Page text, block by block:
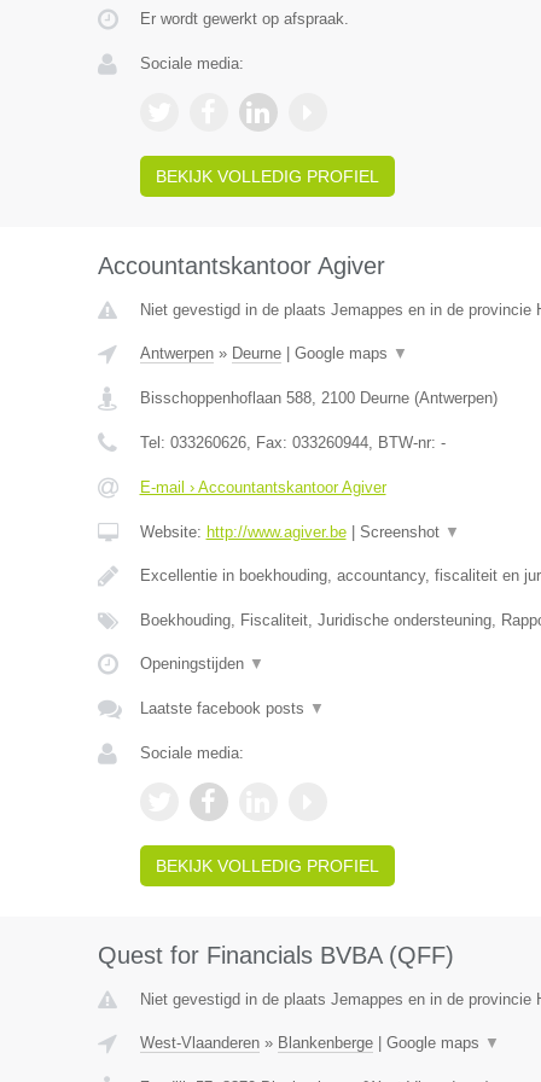
Er wordt gewerkt op afspraak.
Sociale media:
BEKIJK VOLLEDIG PROFIEL
Accountantskantoor Agiver
Niet gevestigd in de plaats Jemappes en in de provincie
Antwerpen» Deurne| Google maps ▼
Bisschoppenhoflaan 588, 2100 Deurne(Antwerpen)
Tel: 033260626, Fax: 033260944, BTW-nr: -
E-mail › Accountantskantoor Agiver
Website: http://www.agiver.be| Screenshot ▼
Excellentie in boekhouding, accountancy, fiscaliteit en
Boekhouding, Fiscaliteit, Juridische ondersteuning,
Openingstijden ▼
Laatste facebook posts ▼
Sociale media:
BEKIJK VOLLEDIG PROFIEL
Quest for Financials BVBA (QFF)
Niet gevestigd in de plaats Jemappes en in de provincie
West-Vlaanderen» Blankenberge| Google maps ▼